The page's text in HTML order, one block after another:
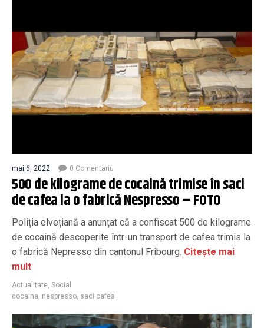
mai 6, 2022 0 Comentariu
500 de kilograme de cocaină trimise în saci
de cafea la o fabrică Nespresso – FOTO
Poliția elvețiană a anunțat că a confiscat 500 de kilograme
de cocaină descoperite într-un transport de cafea trimis la
o fabrică Nepresso din cantonul Fribourg. Citește mai
mult
Actualitate, Social
cocaina, nespresso, saci cafea